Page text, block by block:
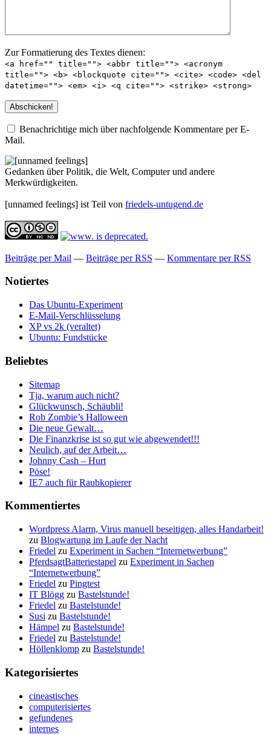
Zur Formatierung des Textes dienen:
<a href="" title=""> <abbr title=""> <acronym
title=""> <b> <blockquote cite=""> <cite> <code> <del
datetime=""> <em> <i> <q cite=""> <strike> <strong>
Benachrichtige mich über nachfolgende Kommentare per E-
Mail.
Gedanken über Politik, die Welt, Computer und andere
Merkwürdigkeiten.
[unnamed feelings] ist Teil von friedels-untugend.de
Beiträge per Mail — Beiträge per RSS — Kommentare per RSS
Notiertes
Das Ubuntu-Experiment
E-Mail-Verschlüsselung
XP vs 2k (veraltet)
Ubuntu: Fundstücke
Beliebtes
Sitemap
Tja, warum auch nicht?
Glückwunsch, Schäubli!
Rob Zombie’s Halloween
Die neue Gewalt…
Die Finanzkrise ist so gut wie abgewendet!!!
Neulich, auf der Arbeit…
Johnny Cash – Hurt
Pöse!
IE7 auch für Raubkopierer
Kommentiertes
Wordpress Alarm, Virus manuell beseitigen, alles Handarbeit!
zu Blogwartung im Laufe der Nacht
Friedel zu Experiment in Sachen “Internetwerbung”
PferdsagtBatteriestapel zu Experiment in Sachen
“Internetwerbung”
Friedel zu Pingtest
IT Blögg zu Bastelstunde!
Friedel zu Bastelstunde!
Susi zu Bastelstunde!
Hämpel zu Bastelstunde!
Friedel zu Bastelstunde!
Höllenklomp zu Bastelstunde!
Kategorisiertes
cineastisches
computerisiertes
gefundenes
internes